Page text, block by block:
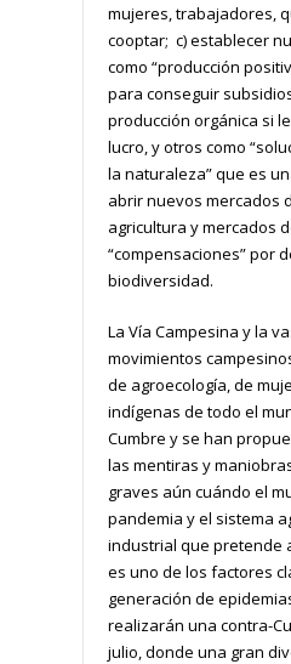
mujeres, trabajadores,
cooptar; c) establecer
como “producción
para conseguir
producción orgánica si
lucro, y otros como
la naturaleza” que es
abrir nuevos mercados
agricultura y mercados
“compensaciones” por
biodiversidad.
La Vía Campesina y la
movimientos
de agroecología, de
indígenas de todo el
Cumbre y se han
las mentiras y
graves aún cuándo el
pandemia y el sistema
industrial que pretende
es uno de los factores
generación de
realizarán una contra-
julio, donde una gran